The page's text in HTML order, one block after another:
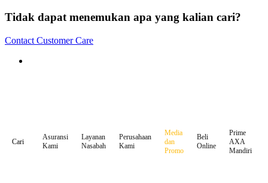
Tidak dapat menemukan apa yang kalian cari?
Contact Customer Care
Cari
Asuransi
Kami
Layanan
Nasabah
Perusahaan
Kami
Media
dan
Promo
Beli
Online
Prime
AXA
Mandiri